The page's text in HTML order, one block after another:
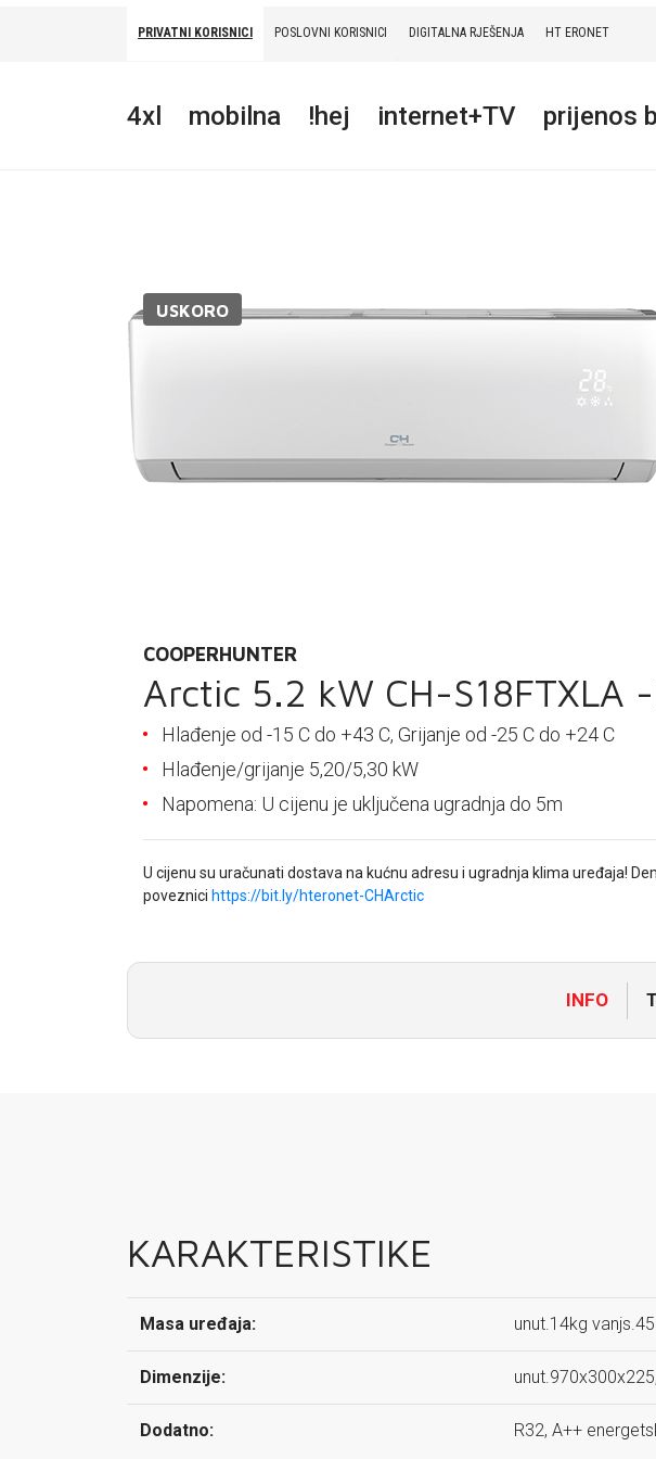
PRIVATNI KORISNICI POSLOVNI KORISNICI DIGITALNA RJEŠENJA HT ERONET
4xl mobilna !hej internet+TV prijenos
PRIJENOS BROJA
MOJ PROFIL
USKORO
COOPERHUNTER
Arctic 5.2 kW CH-S18FTXLA
Hlađenje od -15 C do +43 C, Grijanje od -25 C do +24 C
Hlađenje/grijanje 5,20/5,30 kW
Napomena: U cijenu je uključena ugradnja do 5m
U cijenu su uračunati dostava na kućnu adresu i ugradnja klima uređaja!
poveznici https://bit.ly/hteronet-CHArctic
INFO
KARAKTERISTIKE
Masa uređaja: unut.14kg vanjs.45
Dimenzije:
Dodatno: R32, A++